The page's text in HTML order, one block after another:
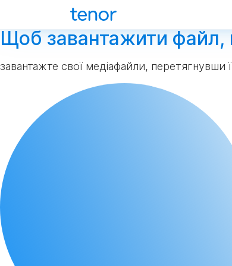
Щоб завантажити файл,
завантажте свої медіафайли, перетягнувши